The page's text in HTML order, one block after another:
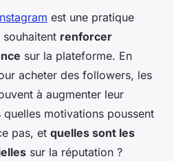
est une pratique
renforcer
sur la plateforme. En
acheter des followers, les
à augmenter leur
quelles motivations poussent
pas, et quelles sont les
sur la réputation ?